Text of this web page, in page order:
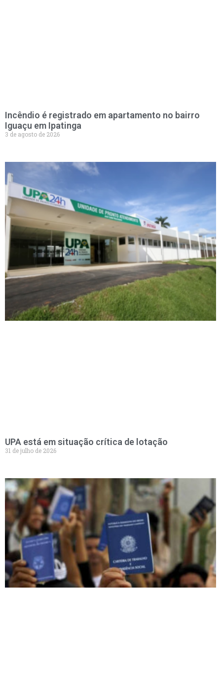
Incêndio é registrado em apartamento no bairro
Iguaçu em Ipatinga
3 de agosto de 2026
UPA está em situação crítica de lotação
31 de julho de 2026